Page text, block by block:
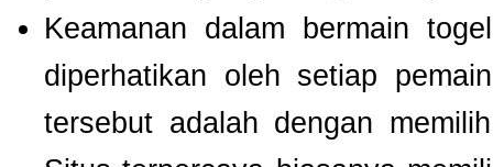
Keamanan dalam bermain
diperhatikan oleh setiap
tersebut adalah dengan